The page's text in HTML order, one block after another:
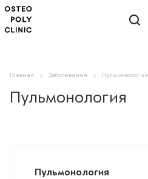
Главная Заболевания Пульмонология
Пульмонология
Пульмонология